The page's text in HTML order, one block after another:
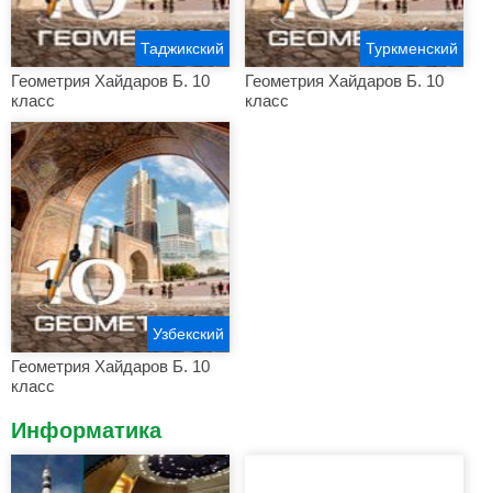
Геометрия Хайдаров Б. 10
класс
Таджикский
Геометрия Хайдаров Б. 10
класс
Туркменский
Геометрия Хайдаров Б. 10
класс
Узбекский
Информатика